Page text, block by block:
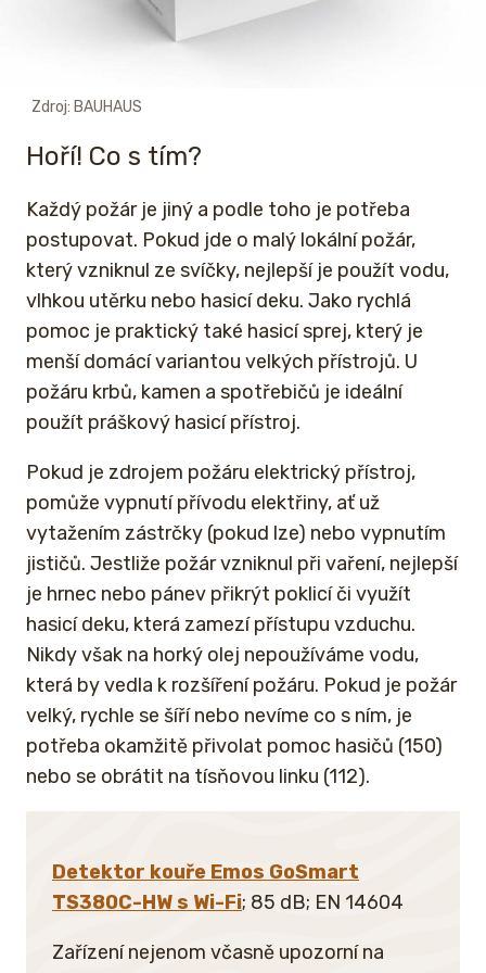
Zdroj: BAUHAUS
Hoří! Co s tím?
Každý požár je jiný a podle toho je potřeba
postupovat. Pokud jde o malý lokální požár,
který vzniknul ze svíčky, nejlepší je použít vodu,
vlhkou utěrku nebo hasicí deku. Jako rychlá
pomoc je praktický také hasicí sprej, který je
menší domácí variantou velkých přístrojů. U
požáru krbů, kamen a spotřebičů je ideální
použít práškový hasicí přístroj.
Pokud je zdrojem požáru elektrický přístroj,
pomůže vypnutí přívodu elektřiny, ať už
vytažením zástrčky (pokud lze) nebo vypnutím
jističů. Jestliže požár vzniknul při vaření, nejlepší
je hrnec nebo pánev přikrýt poklicí či využít
hasicí deku, která zamezí přístupu vzduchu.
Nikdy však na horký olej nepoužíváme vodu,
která by vedla k rozšíření požáru. Pokud je požár
velký, rychle se šíří nebo nevíme co s ním, je
potřeba okamžitě přivolat pomoc hasičů (150)
nebo se obrátit na tísňovou linku (112).
Detektor kouře Emos GoSmart
TS380C-HW s Wi-Fi; 85 dB; EN 14604
Zařízení nejenom včasně upozorní na